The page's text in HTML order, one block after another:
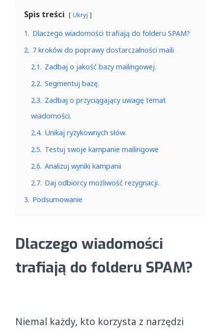
Spis treści Ukryj
1. Dlaczego wiadomości trafiają do folderu SPAM?
2. 7 kroków do poprawy dostarczalności maili
2.1. Zadbaj o jakość bazy mailingowej.
2.2. Segmentuj bazę.
2.3. Zadbaj o przyciągający uwagę temat
wiadomości.
2.4. Unikaj ryzykownych słów.
2.5. Testuj swoje kampanie mailingowe
2.6. Analizuj wyniki kampanii
2.7. Daj odbiorcy możliwość rezygnacji.
3. Podsumowanie
Dlaczego wiadomości
trafiają do folderu SPAM?
Niemal każdy, kto korzysta z narzędzi